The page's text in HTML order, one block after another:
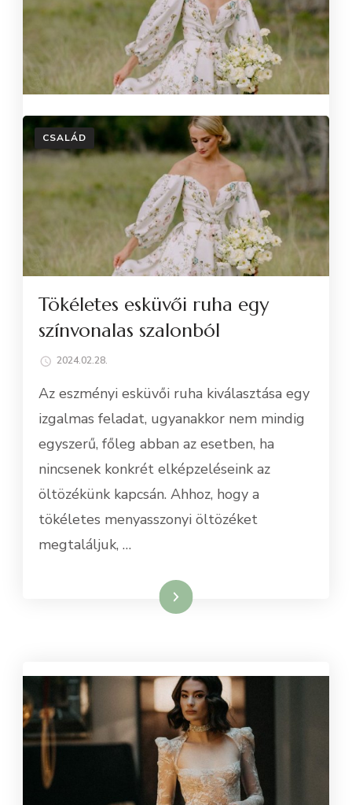
CSALÁD
Tökéletes esküvői ruha egy
színvonalas szalonból
2024.02.28.
Az eszményi esküvői ruha kiválasztása egy
izgalmas feladat, ugyanakkor nem mindig
egyszerű, főleg abban az esetben, ha
nincsenek konkrét elképzeléseink az
öltözékünk kapcsán. Ahhoz, hogy a
tökéletes menyasszonyi öltözéket
megtaláljuk, …
Tovább